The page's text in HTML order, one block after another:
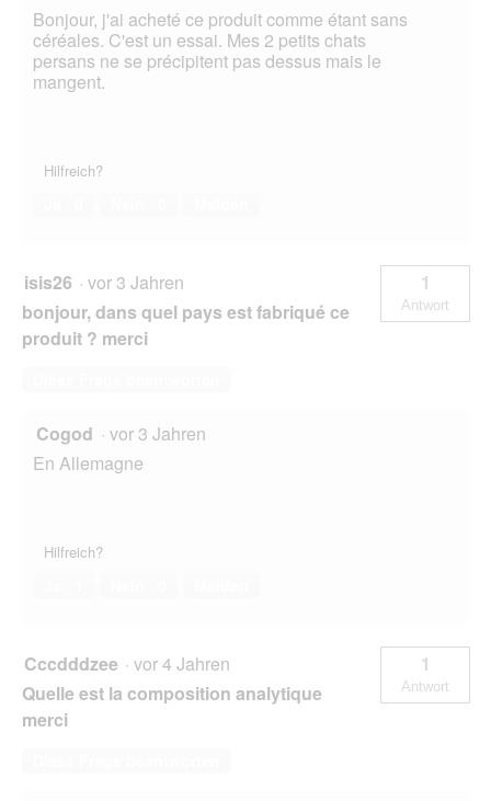
Bonjour, j'ai acheté ce produit comme étant sans
céréales. C'est un essai. Mes 2 petits chats
persans ne se précipitent pas dessus mais le
mangent.
Hilfreich?
isis26 · vor 3 Jahren
bonjour, dans quel pays est fabriqué ce
produit ? merci
1
Antwort
Cogod · vor 3 Jahren
En Allemagne
Hilfreich?
Cccdddzee · vor 4 Jahren
Quelle est la composition analytique
merci
1
Antwort